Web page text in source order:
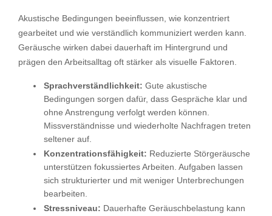
Akustische Bedingungen beeinflussen, wie konzentriert
gearbeitet und wie verständlich kommuniziert werden kann.
Geräusche wirken dabei dauerhaft im Hintergrund und
prägen den Arbeitsalltag oft stärker als visuelle Faktoren.
Sprachverständlichkeit: Gute akustische
Bedingungen sorgen dafür, dass Gespräche klar und
ohne Anstrengung verfolgt werden können.
Missverständnisse und wiederholte Nachfragen treten
seltener auf.
Konzentrationsfähigkeit: Reduzierte Störgeräusche
unterstützen fokussiertes Arbeiten. Aufgaben lassen
sich strukturierter und mit weniger Unterbrechungen
bearbeiten.
Stressniveau: Dauerhafte Geräuschbelastung kann